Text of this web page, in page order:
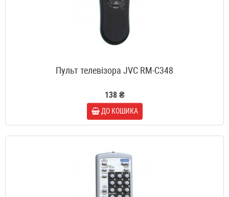
Пульт телевізора JVC RM-C348
138 ₴
ДО КОШИКА